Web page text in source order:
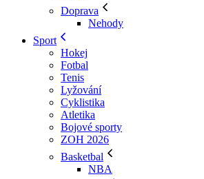
Doprava
Nehody
Sport
Hokej
Fotbal
Tenis
Lyžování
Cyklistika
Atletika
Bojové sporty
ZOH 2026
Basketbal
NBA